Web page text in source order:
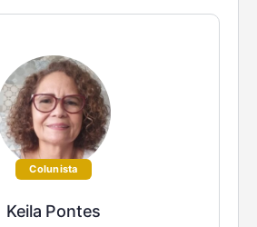
Colunista
Keila Pontes